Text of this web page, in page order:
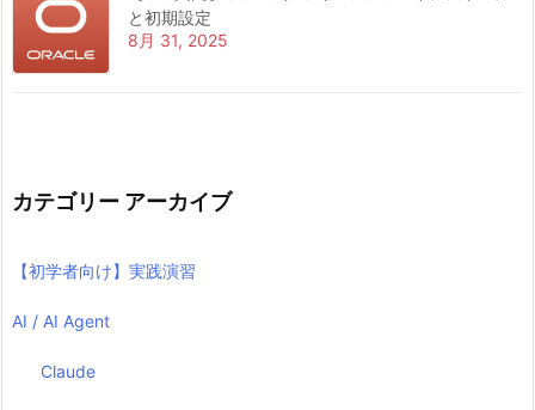
と初期設定
8月 31, 2025
カテゴリー アーカイブ
【初学者向け】実践演習
AI / AI Agent
Claude